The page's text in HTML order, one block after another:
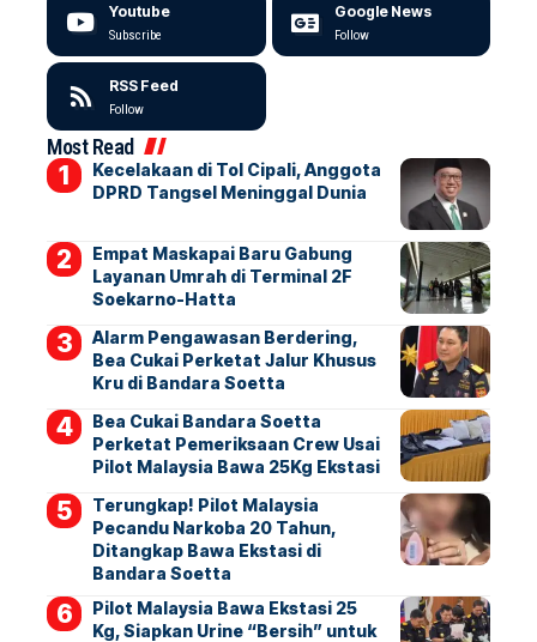
Youtube
Subscribe
Google News
Follow
RSS Feed
Follow
Most Read
Kecelakaan di Tol Cipali, Anggota
DPRD Tangsel Meninggal Dunia
Empat Maskapai Baru Gabung
Layanan Umrah di Terminal 2F
Soekarno-Hatta
Alarm Pengawasan Berdering,
Bea Cukai Perketat Jalur Khusus
Kru di Bandara Soetta
Bea Cukai Bandara Soetta
Perketat Pemeriksaan Crew Usai
Pilot Malaysia Bawa 25Kg Ekstasi
Terungkap! Pilot Malaysia
Pecandu Narkoba 20 Tahun,
Ditangkap Bawa Ekstasi di
Bandara Soetta
Pilot Malaysia Bawa Ekstasi 25
Kg, Siapkan Urine “Bersih” untuk